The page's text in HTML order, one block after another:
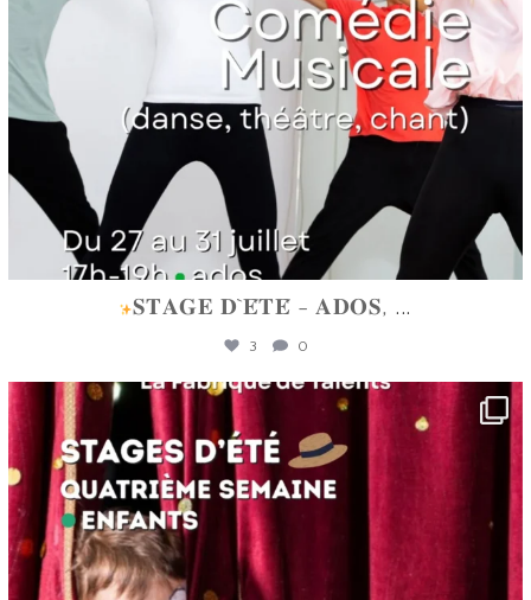
𝐒𝐓𝐀𝐆𝐄 𝐃`𝐄́𝐓𝐄́ - 𝐀𝐃𝐎𝐒, ...
3 0
lafabriquedetalents
Juin 16